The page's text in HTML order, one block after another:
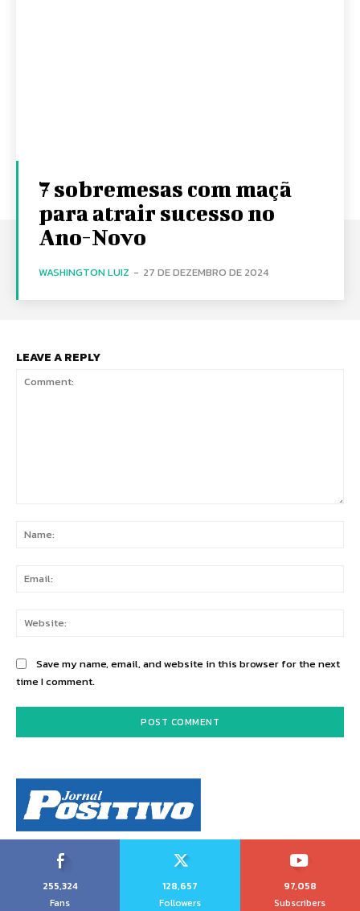
7 sobremesas com maçã
para atrair sucesso no
Ano-Novo
WASHINGTON LUIZ - 27 DE DEZEMBRO DE 2024
LEAVE A REPLY
Save my name, email, and website in this browser for the next
time I comment.
255,324
Fans
128,657
Followers
97,058
Subscribers